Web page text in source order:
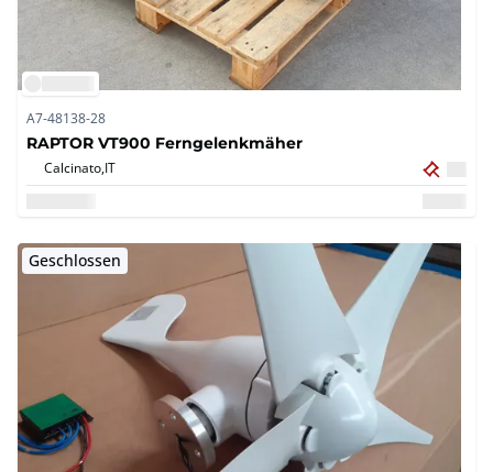
A7-48138-28
RAPTOR VT900 Ferngelenkmäher
Calcinato,IT
Geschlossen